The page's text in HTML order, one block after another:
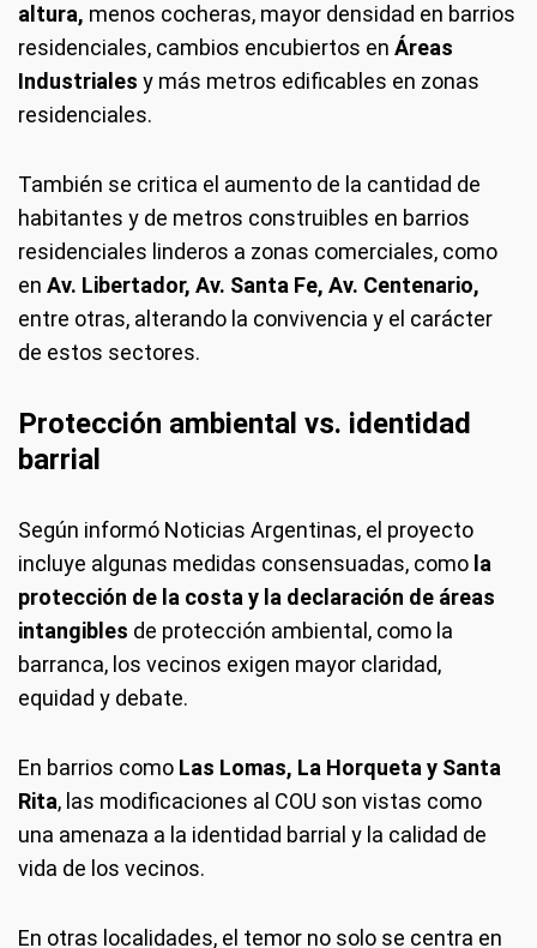
altura, menos cocheras, mayor densidad en barrios
residenciales, cambios encubiertos en Áreas
Industriales y más metros edificables en zonas
residenciales.
También se critica el aumento de la cantidad de
habitantes y de metros construibles en barrios
residenciales linderos a zonas comerciales, como
en Av. Libertador, Av. Santa Fe, Av. Centenario,
entre otras, alterando la convivencia y el carácter
de estos sectores.
Protección ambiental vs. identidad
barrial
Según informó Noticias Argentinas, el proyecto
incluye algunas medidas consensuadas, como la
protección de la costa y la declaración de áreas
intangibles de protección ambiental, como la
barranca, los vecinos exigen mayor claridad,
equidad y debate.
En barrios como Las Lomas, La Horqueta y Santa
Rita, las modificaciones al COU son vistas como
una amenaza a la identidad barrial y la calidad de
vida de los vecinos.
En otras localidades, el temor no solo se centra en